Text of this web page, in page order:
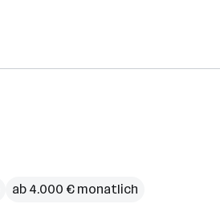
ab 4.000 € monatlich